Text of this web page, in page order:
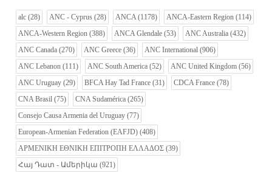
alc (28) ANC - Cyprus (28) ANCA(1178) ANCA-Eastern Region (114)
ANCA-Western Region (388) ANCA Glendale (53) ANC Australia (432)
ANC Canada (270) ANC Greece (36) ANC International (906)
ANC Lebanon (111) ANC South America (52) ANC United Kingdom (56)
ANC Uruguay (29) BFCA Hay Tad France (31) CDCA France (78)
CNA Brasil (75) CNA Sudamérica (265)
Consejo Causa Armenia del Uruguay (77)
European-Armenian Federation (EAFJD) (408)
ΑΡΜΕΝΙΚΗ ΕΘΝΙΚΗ ΕΠΙΤΡΟΠΗ ΕΛΛΑΔΟΣ (39)
Հայ Դատ - Ամերիկա (921)